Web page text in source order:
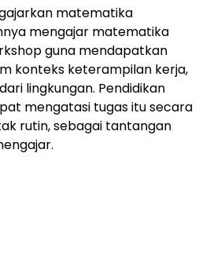
matematika
mengajar matematika
guna mendapatkan
konteks keterampilan kerja,
lingkungan. Pendidikan
mengatasi tugas itu secara
rutin, sebagai tantangan